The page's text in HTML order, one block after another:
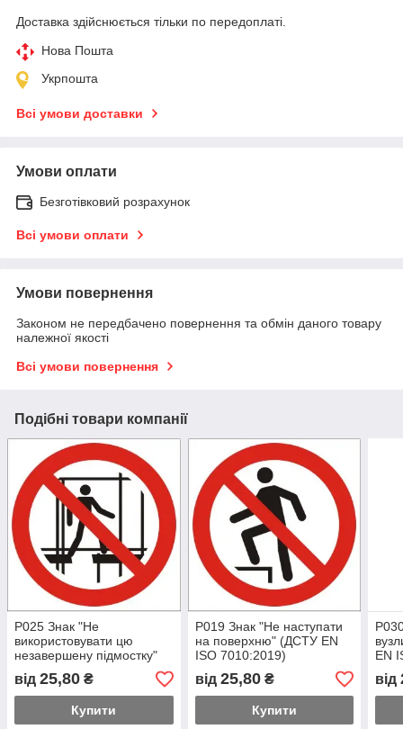
Доставка здійснюється тільки по передоплаті.
Нова Пошта
Укрпошта
Всі умови доставки
Умови оплати
Безготівковий розрахунок
Всі умови оплати
Умови повернення
Законом не передбачено повернення та обмін даного товару
належної якості
Всі умови повернення
Подібні товари компанії
P025 Знак "Не
використовувати цю
незавершену підмостку"
(ДСТУ EN ISO 7010:2019)
від 25,80 ₴
Купити
P019 Знак "Не наступати
на поверхню" (ДСТУ EN
ISO 7010:2019)
від 25,80₴
Купити
EN
від